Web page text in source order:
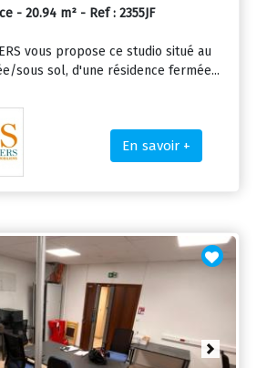
- 20.94 m² - Ref : 2355JF
vous propose ce studio situé au
sous sol, d'une résidence fermée...
En savoir +
Next